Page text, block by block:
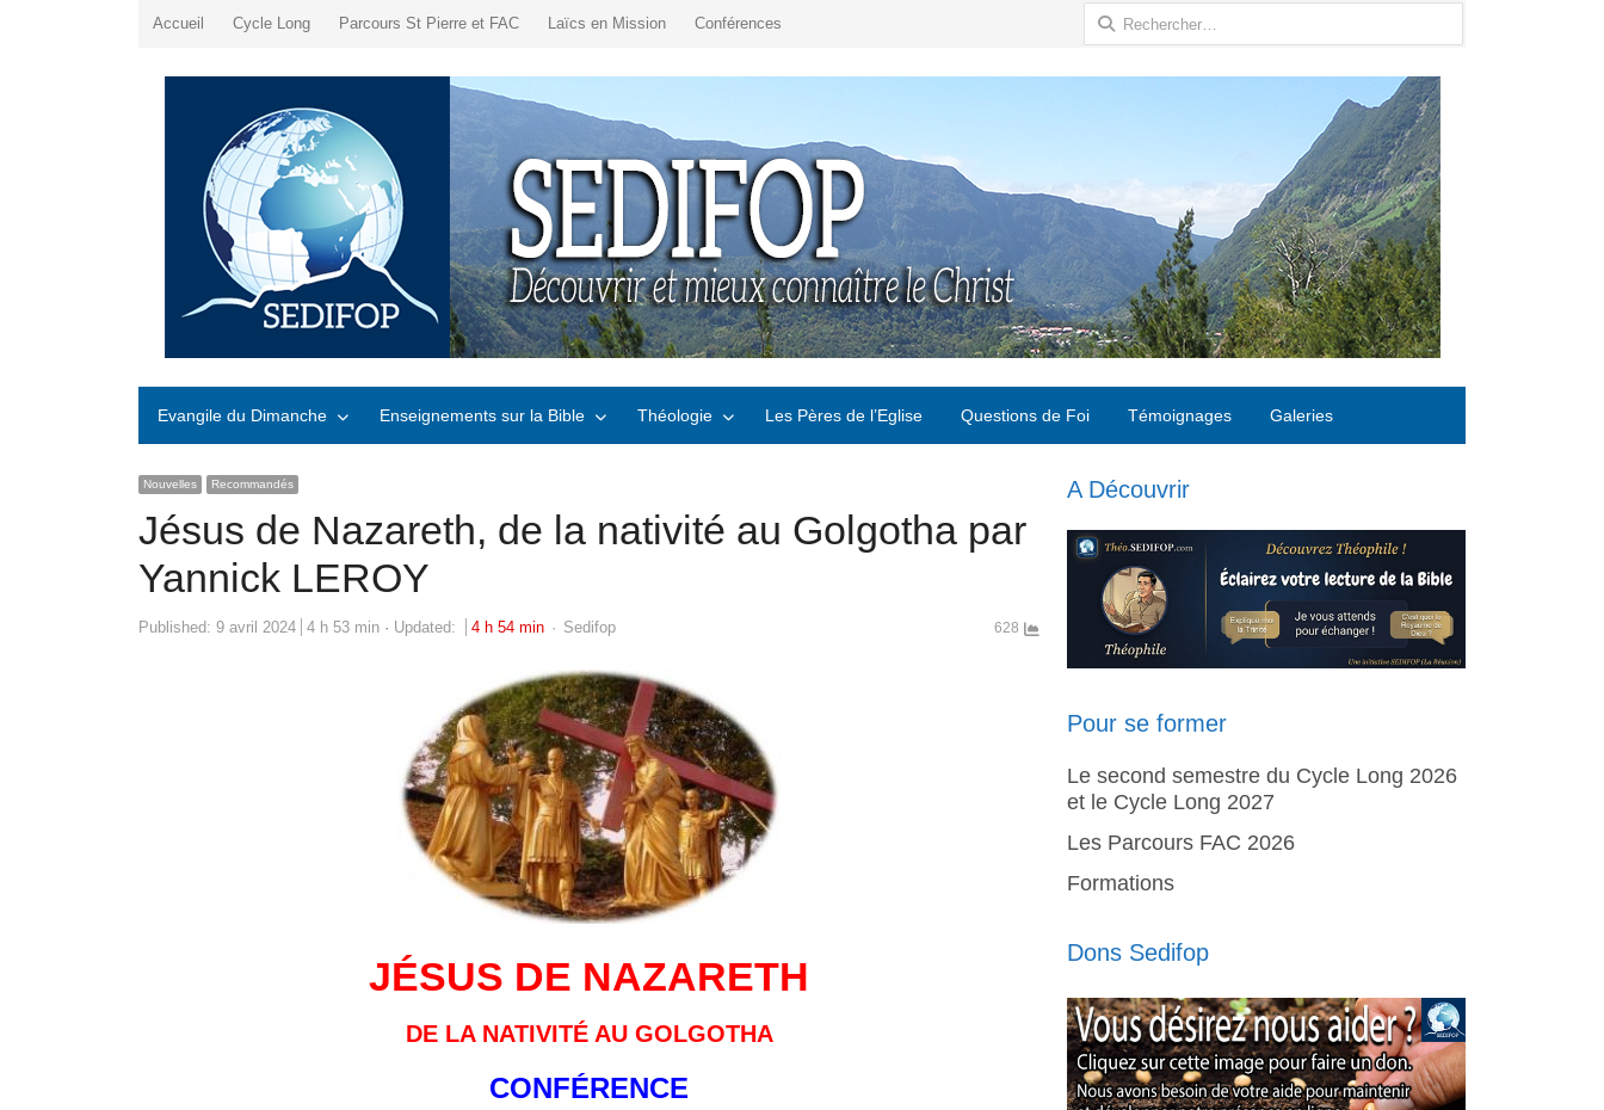
Accueil Cycle Long Parcours St Pierre et FAC Laïcs en Mission Conférences Rechercher :
Evangile du Dimanche Enseignements sur la Bible Théologie Les Pères de l’Eglise Questions de Foi Témoignages Galeries
Nouvelles Recommandés
Jésus de Nazareth, de la nativité au Golgotha par
Yannick LEROY
Published: 9 avril 2024 4 h 53 min Updated: 4 h 54 min Author
Sedifop 628
JÉSUS DE NAZARETH
DE LA NATIVITÉ AU GOLGOTHA
CONFÉRENCE
A Découvrir
Pour se former
Le second semestre du Cycle Long 2026
et le Cycle Long 2027
Les Parcours FAC 2026
Formations
Dons Sedifop